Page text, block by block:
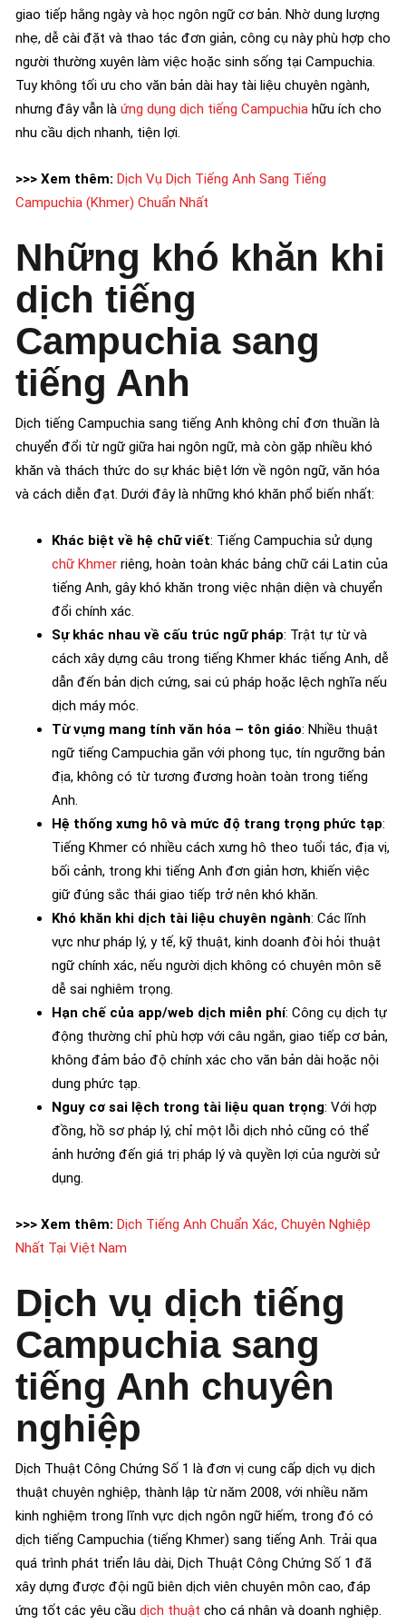
giao tiếp hằng ngày và học ngôn ngữ cơ bản. Nhờ dung lượng
nhẹ, dễ cài đặt và thao tác đơn giản, công cụ này phù hợp cho
người thường xuyên làm việc hoặc sinh sống tại Campuchia.
Tuy không tối ưu cho văn bản dài hay tài liệu chuyên ngành,
nhưng đây vẫn là ứng dụng dịch tiếng Campuchia hữu ích cho
nhu cầu dịch nhanh, tiện lợi.
>>> Xem thêm: Dịch Vụ Dịch Tiếng Anh Sang Tiếng
Campuchia (Khmer) Chuẩn Nhất
Những khó khăn khi
dịch tiếng
Campuchia sang
tiếng Anh
Dịch tiếng Campuchia sang tiếng Anh không chỉ đơn thuần là
chuyển đổi từ ngữ giữa hai ngôn ngữ, mà còn gặp nhiều khó
khăn và thách thức do sự khác biệt lớn về ngôn ngữ, văn hóa
và cách diễn đạt. Dưới đây là những khó khăn phổ biến nhất:
Khác biệt về hệ chữ viết: Tiếng Campuchia sử dụng
chữ Khmer riêng, hoàn toàn khác bảng chữ cái Latin của
tiếng Anh, gây khó khăn trong việc nhận diện và chuyển
đổi chính xác.
Sự khác nhau về cấu trúc ngữ pháp: Trật tự từ và
cách xây dựng câu trong tiếng Khmer khác tiếng Anh, dễ
dẫn đến bản dịch cứng, sai cú pháp hoặc lệch nghĩa nếu
dịch máy móc.
Từ vựng mang tính văn hóa – tôn giáo: Nhiều thuật
ngữ tiếng Campuchia gắn với phong tục, tín ngưỡng bản
địa, không có từ tương đương hoàn toàn trong tiếng
Anh.
Hệ thống xưng hô và mức độ trang trọng phức tạp:
Tiếng Khmer có nhiều cách xưng hô theo tuổi tác, địa vị,
bối cảnh, trong khi tiếng Anh đơn giản hơn, khiến việc
giữ đúng sắc thái giao tiếp trở nên khó khăn.
Khó khăn khi dịch tài liệu chuyên ngành: Các lĩnh
vực như pháp lý, y tế, kỹ thuật, kinh doanh đòi hỏi thuật
ngữ chính xác, nếu người dịch không có chuyên môn sẽ
dễ sai nghiêm trọng.
Hạn chế của app/web dịch miễn phí: Công cụ dịch tự
động thường chỉ phù hợp với câu ngắn, giao tiếp cơ bản,
không đảm bảo độ chính xác cho văn bản dài hoặc nội
dung phức tạp.
Nguy cơ sai lệch trong tài liệu quan trọng: Với hợp
đồng, hồ sơ pháp lý, chỉ một lỗi dịch nhỏ cũng có thể
ảnh hưởng đến giá trị pháp lý và quyền lợi của người sử
dụng.
>>> Xem thêm: Dịch Tiếng Anh Chuẩn Xác, Chuyên Nghiệp
Nhất Tại Việt Nam
Dịch vụ dịch tiếng
Campuchia sang
tiếng Anh chuyên
nghiệp
Dịch Thuật Công Chứng Số 1 là đơn vị cung cấp dịch vụ dịch
thuật chuyên nghiệp, thành lập từ năm 2008, với nhiều năm
kinh nghiệm trong lĩnh vực dịch ngôn ngữ hiếm, trong đó có
dịch tiếng Campuchia (tiếng Khmer) sang tiếng Anh. Trải qua
quá trình phát triển lâu dài, Dịch Thuật Công Chứng Số 1 đã
xây dựng được đội ngũ biên dịch viên chuyên môn cao, đáp
ứng tốt các yêu cầu dịch thuật cho cá nhân và doanh nghiệp.